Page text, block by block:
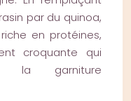
par du quinoa,
en protéines,
croquante qui
la garniture